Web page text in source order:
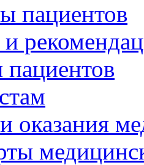
пациентов
оказания